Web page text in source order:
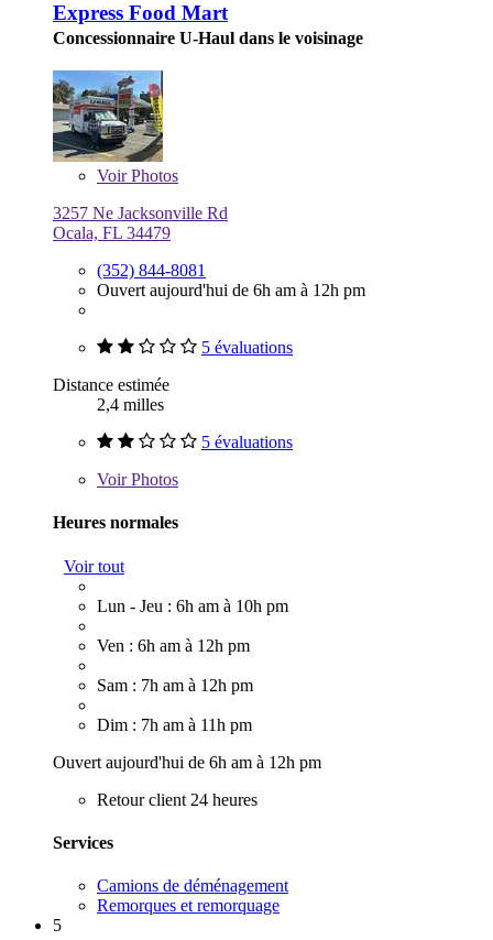
Express Food Mart
Concessionnaire U-Haul dans le voisinage
VoirPhotos
3257 Ne Jacksonville Rd
Ocala, FL 34479
(352) 844-8081
Ouvert aujourd'hui de 6h am à 12h pm
5 évaluations
Distance estimée
2,4 milles
5 évaluations
VoirPhotos
Heures normales
Voir tout
Lun - Jeu : 6h am à 10h pm
Ven : 6h am à 12h pm
Sam : 7h am à 12h pm
Dim : 7h am à 11h pm
Ouvert aujourd'hui de 6h am à 12h pm
Retour client 24 heures
Services
Camions de déménagement
Remorques et remorquage
5